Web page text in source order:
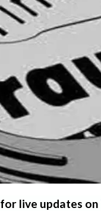
live updates on